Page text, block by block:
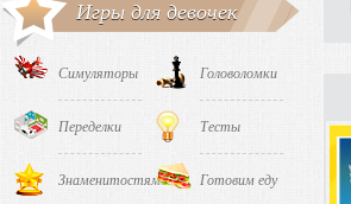
Игры для девочек
Симуляторы
Переделки
Знаменитостями
Головоломки
Тесты
Готовим еду